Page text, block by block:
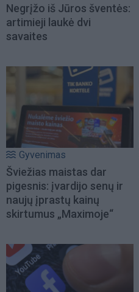
Negrįžo iš Jūros šventės:
artimieji laukė dvi
savaites
Gyvenimas
Šviežias maistas dar
pigesnis: įvardijo senų ir
naujų įprastų kainų
skirtumus „Maximoje“